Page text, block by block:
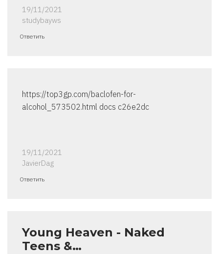
19/11/2021
studybayws
Ответить
https://top3gp.com/baclofen-for-
alcohol_573502.html docs c26e2dc
19/11/2021
JavierDag
Ответить
Young Heaven - Naked
Teens &…